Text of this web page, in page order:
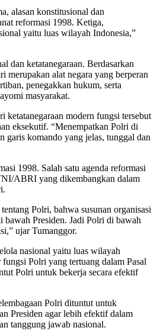
alasan konstitusional dan
reformasi 1998. Ketiga,
yaitu luas wilayah Indonesia,”
dan ketatanegaraan. Berdasarkan
merupakan alat negara yang berperan
penegakkan hukum, serta
masyarakat.
ketatanegaraan modern fungsi tersebut
eksekutif. “Menempatkan Polri di
garis komando yang jelas, tunggal dan
1998. Salah satu agenda reformasi
ABRI yang dikembangkan dalam
Polri, bahwa susunan organisasi
bawah Presiden. Jadi Polri di bawah
ujar Tumanggor.
nasional yaitu luas wilayah
Polri yang tertuang dalam Pasal
Polri untuk bekerja secara efektif
Polri dituntut untuk
Presiden agar lebih efektif dalam
tanggung jawab nasional.